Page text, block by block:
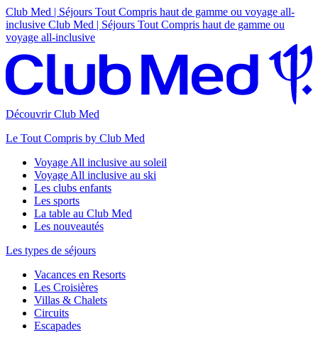
Club Med | Séjours Tout Compris haut de gamme ou voyage all-
inclusive Club Med | Séjours Tout Compris haut de gamme ou
voyage all-inclusive
Découvrir Club Med
Le Tout Compris by Club Med
Voyage All inclusive au soleil
Voyage All inclusive au ski
Les clubs enfants
Les sports
La table au Club Med
Les nouveautés
Les types de séjours
Vacances en Resorts
Les Croisières
Villas & Chalets
Circuits
Escapades